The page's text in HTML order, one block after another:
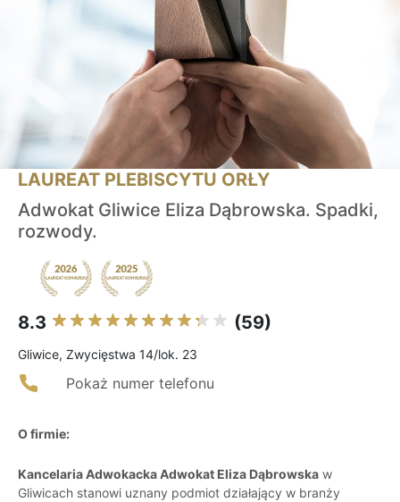
LAUREAT PLEBISCYTU ORŁY
Adwokat Gliwice Eliza Dąbrowska. Spadki,
rozwody.
8.3 (59)
Gliwice, Zwycięstwa 14/lok. 23
Pokaż numer telefonu
O firmie:
Kancelaria Adwokacka Adwokat Eliza Dąbrowska w
Gliwicach stanowi uznany podmiot działający w branży